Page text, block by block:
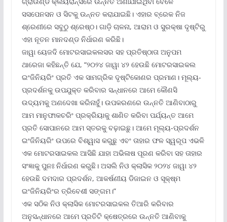
ସସପେନସନ ଓ ସିଟକୁ ଉନ୍ନତ କରାଯାଇଛି। ଏହାର ବ୍ରେକ ନିଜ
ଶ୍ରେଣୀରେ ସବୁଠୁ ଶ୍ରେଷ୍ଠ। ଗାଡ଼ି ଚାଳନା, ଆରାମ ଓ ସୁରକ୍ଷା ଦୃଷ୍ଟିରୁ
ଏହା ନୂତନ ମାନଦଣ୍ଡ ନିର୍ଧାରଣ କରିଛି।
ଜାୱା ୟେଜଦି ମୋଟରସାଇକଲସର ସହ ପ୍ରତିଷ୍ଠାତା ଅନୁପମ
ଥାରେଜା କହିଛନ୍ତି ଯେ, “୨୦୨୪ ଜାୱା ୪୨ ହେଉଛି ମୋଟରସାଇକଲ
ଇଂଜିନିୟରିଂ ପ୍ରତି ଏକ ସାମଗ୍ରିକ ଦୃଷ୍ଟିକୋଣର ପ୍ରମାଣ। ମୂଲ୍ୟ-
ପ୍ରଦର୍ଶନକୁ ଉପଯୁକ୍ତ କରିବାର ସନ୍ଧାନରେ ଆମେ କୌଣସି
ଉଦ୍ୟମକୁ ଅଣଦେଖା କରିନାହୁଁ। ଉପକରଣରେ ଉନ୍ନତି ଆଣିବାଠାରୁ
ଆମ ମାନୁଫାକଚରିଂ ପ୍ରକ୍ରିୟାକୁ ଶାଣିତ କରିବା ପର୍ଯ୍ୟନ୍ତ ଆମେ
ପ୍ରତି ସୋପାନରେ ଆମ ସ୍ତରକୁ ବଢ଼ାଇଛୁ। ଆମେ ମୂଲ୍ୟ-ପ୍ରଦର୍ଶନ
ଇଂଜିନିୟରିଂ ଉପରେ ବିଶ୍ୱାସ କରୁଛୁ ଏବଂ ତାହାର ଫଳ ସ୍ୱରୂପ ଏଭଳି
ଏକ ମୋଟରସାଇକଲ ଆସିଛି ଯାହା ଅଭିଳାଷ ପୂରଣ କରିବା ସହ ତାହାର
ସଂଜ୍ଞାକୁ ପୁନଃ ନିର୍ଧାରଣ କରୁଛି। ଅସଲି ନିଓ କ୍ଲାସିକ ୨୦୨୪ ଜାୱା ୪୨
ହେଉଛି ଦମଦାର ପ୍ରଦର୍ଶନ, ଆକର୍ଷଣୀୟ ଡିଜାଇନ ଓ ସୂକ୍ଷ୍ମ
ଇଂଜିନିୟରିଂର ତ୍ରିବେଶୀ ସଙ୍ଗମ।”
ଏକ ସଠିକ ନିଓ କ୍ଲାସିକ ମୋଟରସାଇକଲ ତିଆରି କରିବାର
ଅନୁସନ୍ଧାନରେ ଆମେ ପ୍ରତିଟି କ୍ଷେତ୍ରରେ ଉନ୍ନତି ଆଣିବାକୁ